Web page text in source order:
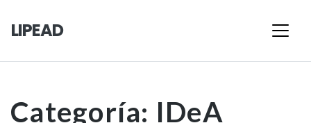
LIPEAD
Categoría: IDeA